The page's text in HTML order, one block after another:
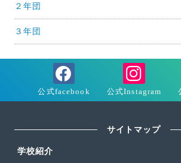
２年団
３年団
サイトマップ
学校紹介